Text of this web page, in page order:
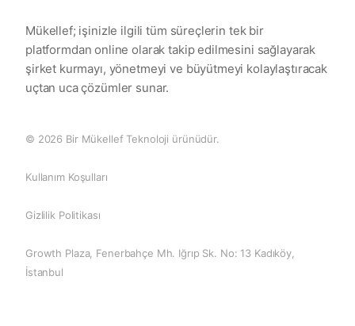
Mükellef; işinizle ilgili tüm süreçlerin tek bir
platformdan online olarak takip edilmesini sağlayarak
şirket kurmayı, yönetmeyi ve büyütmeyi kolaylaştıracak
uçtan uca çözümler sunar.
© 2026 Bir Mükellef Teknoloji ürünüdür.
Kullanım Koşulları
Gizlilik Politikası
Growth Plaza, Fenerbahçe Mh. Iğrıp Sk. No: 13 Kadıköy,
İstanbul